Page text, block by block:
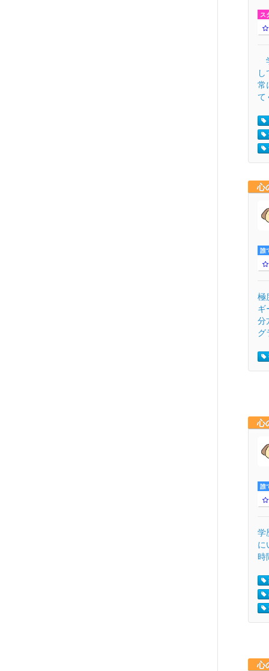
ス
常
て
心
誰
極
分
グ
心
誰
学
に
時
心